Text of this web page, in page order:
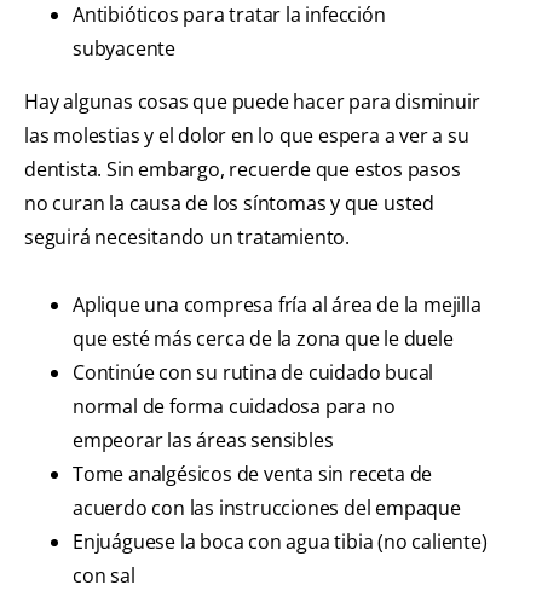
Antibióticos para tratar la infección
subyacente
Hay algunas cosas que puede hacer para disminuir
las molestias y el dolor en lo que espera a ver a su
dentista. Sin embargo, recuerde que estos pasos
no curan la causa de los síntomas y que usted
seguirá necesitando un tratamiento.
Aplique una compresa fría al área de la mejilla
que esté más cerca de la zona que le duele
Continúe con su rutina de cuidado bucal
normal de forma cuidadosa para no
empeorar las áreas sensibles
Tome analgésicos de venta sin receta de
acuerdo con las instrucciones del empaque
Enjuáguese la boca con agua tibia (no caliente)
con sal